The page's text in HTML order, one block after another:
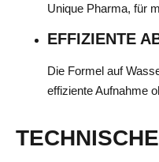
Unique Pharma, für
EFFIZIENTE
Die Formel auf
effiziente Aufnahme